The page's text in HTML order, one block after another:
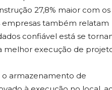
27,8% maior com os
empresas também relatam
confiável está se
melhor execução de
o armazenamento de